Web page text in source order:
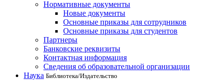
Нормативные документы
Новые документы
Основные приказы для сотрудников
Основные приказы для студентов
Партнеры
Банковские реквизиты
Контактная информация
Сведения об образовательной организации
Наука Библиотека/Издательство